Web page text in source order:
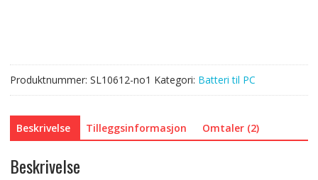
Produktnummer: SL10612-no1 Kategori: Batteri til PC
Beskrivelse Tilleggsinformasjon Omtaler (2)
Beskrivelse